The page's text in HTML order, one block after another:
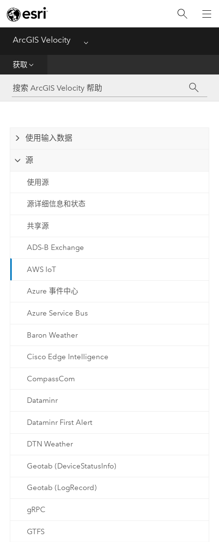
ArcGIS Velocity Menu
获取
入门
获取
分析
传播和通知
管理数据
参考资料
使用输入数据
源
使用源
源详细信息和状态
共享源
ADS-B Exchange
AWS IoT
Azure 事件中心
Azure Service Bus
Baron Weather
Cisco Edge Intelligence
CompassCom
Dataminr
Dataminr First Alert
DTN Weather
Geotab (DeviceStatusInfo)
Geotab (LogRecord)
gRPC
GTFS